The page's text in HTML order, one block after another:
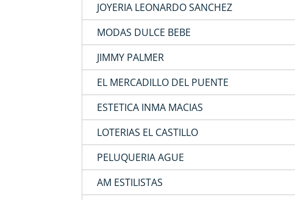
JOYERIA LEONARDO SANCHEZ
MODAS DULCE BEBE
JIMMY PALMER
EL MERCADILLO DEL PUENTE
ESTETICA INMA MACIAS
LOTERIAS EL CASTILLO
PELUQUERIA AGUE
AM ESTILISTAS